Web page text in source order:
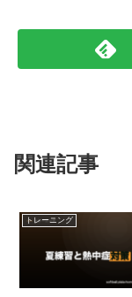
関連記事
トレーニング